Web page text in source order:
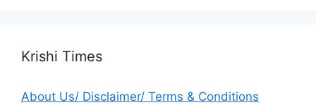
Krishi Times
About Us/ Disclaimer/ Terms & Conditions